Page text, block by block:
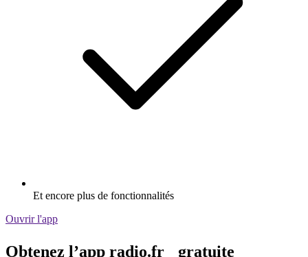
Et encore plus de fonctionnalités
Ouvrir l'app
Obtenez l’app radio.fr gratuite